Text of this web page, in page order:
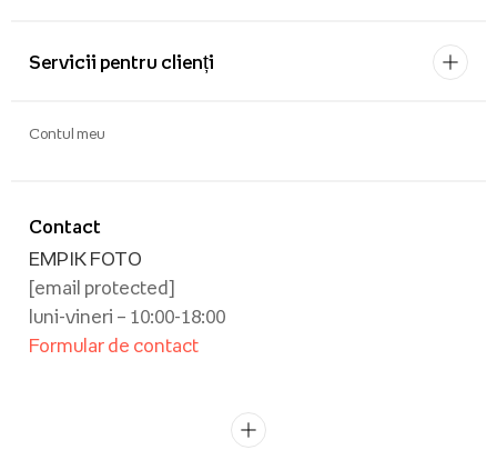
Servicii pentru clienți
Contact
EMPIK FOTO
[email protected]
luni-vineri – 10:00-18:00
Formular de contact
Contul meu